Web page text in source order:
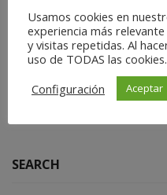
Acceder
Feed de entradas
Feed de comentarios
SEARCH
Usamos cookies en
experiencia más
y visitas repetidas. Al
uso de TODAS las cookies.
Configuración
Aceptar